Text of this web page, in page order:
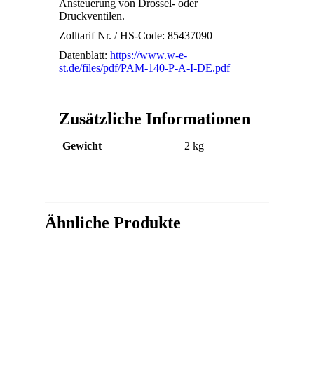
Ansteuerung von Drossel- oder
Druckventilen.
Zolltarif Nr. / HS-Code: 85437090
Datenblatt: https://www.w-e-
st.de/files/pdf/PAM-140-P-A-I-DE.pdf
Zusätzliche Informationen
Gewicht 2 kg
Ähnliche Produkte